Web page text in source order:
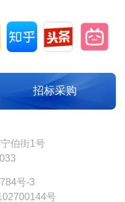
招标采购
伯街1号
号-3
号